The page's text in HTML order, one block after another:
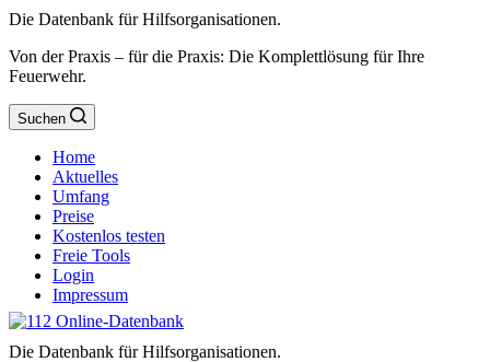
Die Datenbank für Hilfsorganisationen.
Von der Praxis – für die Praxis: Die Komplettlösung für Ihre
Feuerwehr.
Suchen
Home
Aktuelles
Umfang
Preise
Kostenlos testen
Freie Tools
Login
Impressum
Die Datenbank für Hilfsorganisationen.